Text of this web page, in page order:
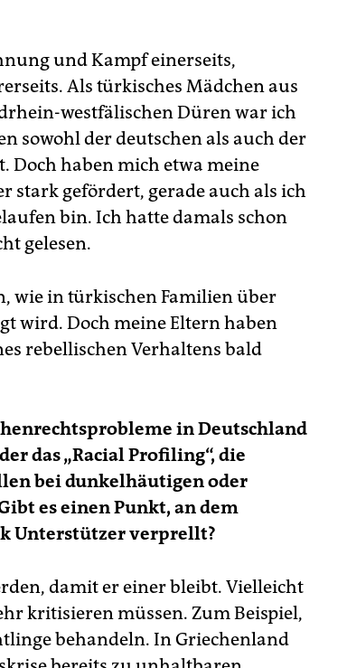
und Kampf einerseits,
Als türkisches Mädchen aus
westfälischen Düren war ich
sowohl der deutschen als auch der
Doch haben mich etwa meine
stark gefördert, gerade auch als ich
bin. Ich hatte damals schon
gelesen.
wie in türkischen Familien über
wird. Doch meine Eltern haben
rebellischen Verhaltens bald
in Deutschland
das „Racial Profiling“, die
bei dunkelhäutigen oder
es einen Punkt, an dem
Unterstützer verprellt?
damit er einer bleibt. Vielleicht
kritisieren müssen. Zum Beispiel,
behandeln. In Griechenland